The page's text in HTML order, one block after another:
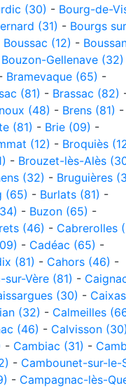
(30) - Bourg-de-
(31) - Bourgs sur
Boussac (12) -
Bouzon-Gellenave (32)
Bramevaque (65) -
(81) - Brassac (82)
(48) - Brens (81) -
(81) - Brie (09) -
(12) - Broquiès
- Brouzet-lès-Alès
(32) - Bruguières
(65) - Burlats (81) -
- Buzon (65) -
(46) - Cabrerolles
- Cadéac (65) -
(81) - Cahors (46) -
sur-Vère (81) -
(30) - Caixas
(32) - Calmeilles
(46) - Calvisson (30)
- Cambiac (31) -
- Cambounet-sur-le-
- Campagnac-lès-